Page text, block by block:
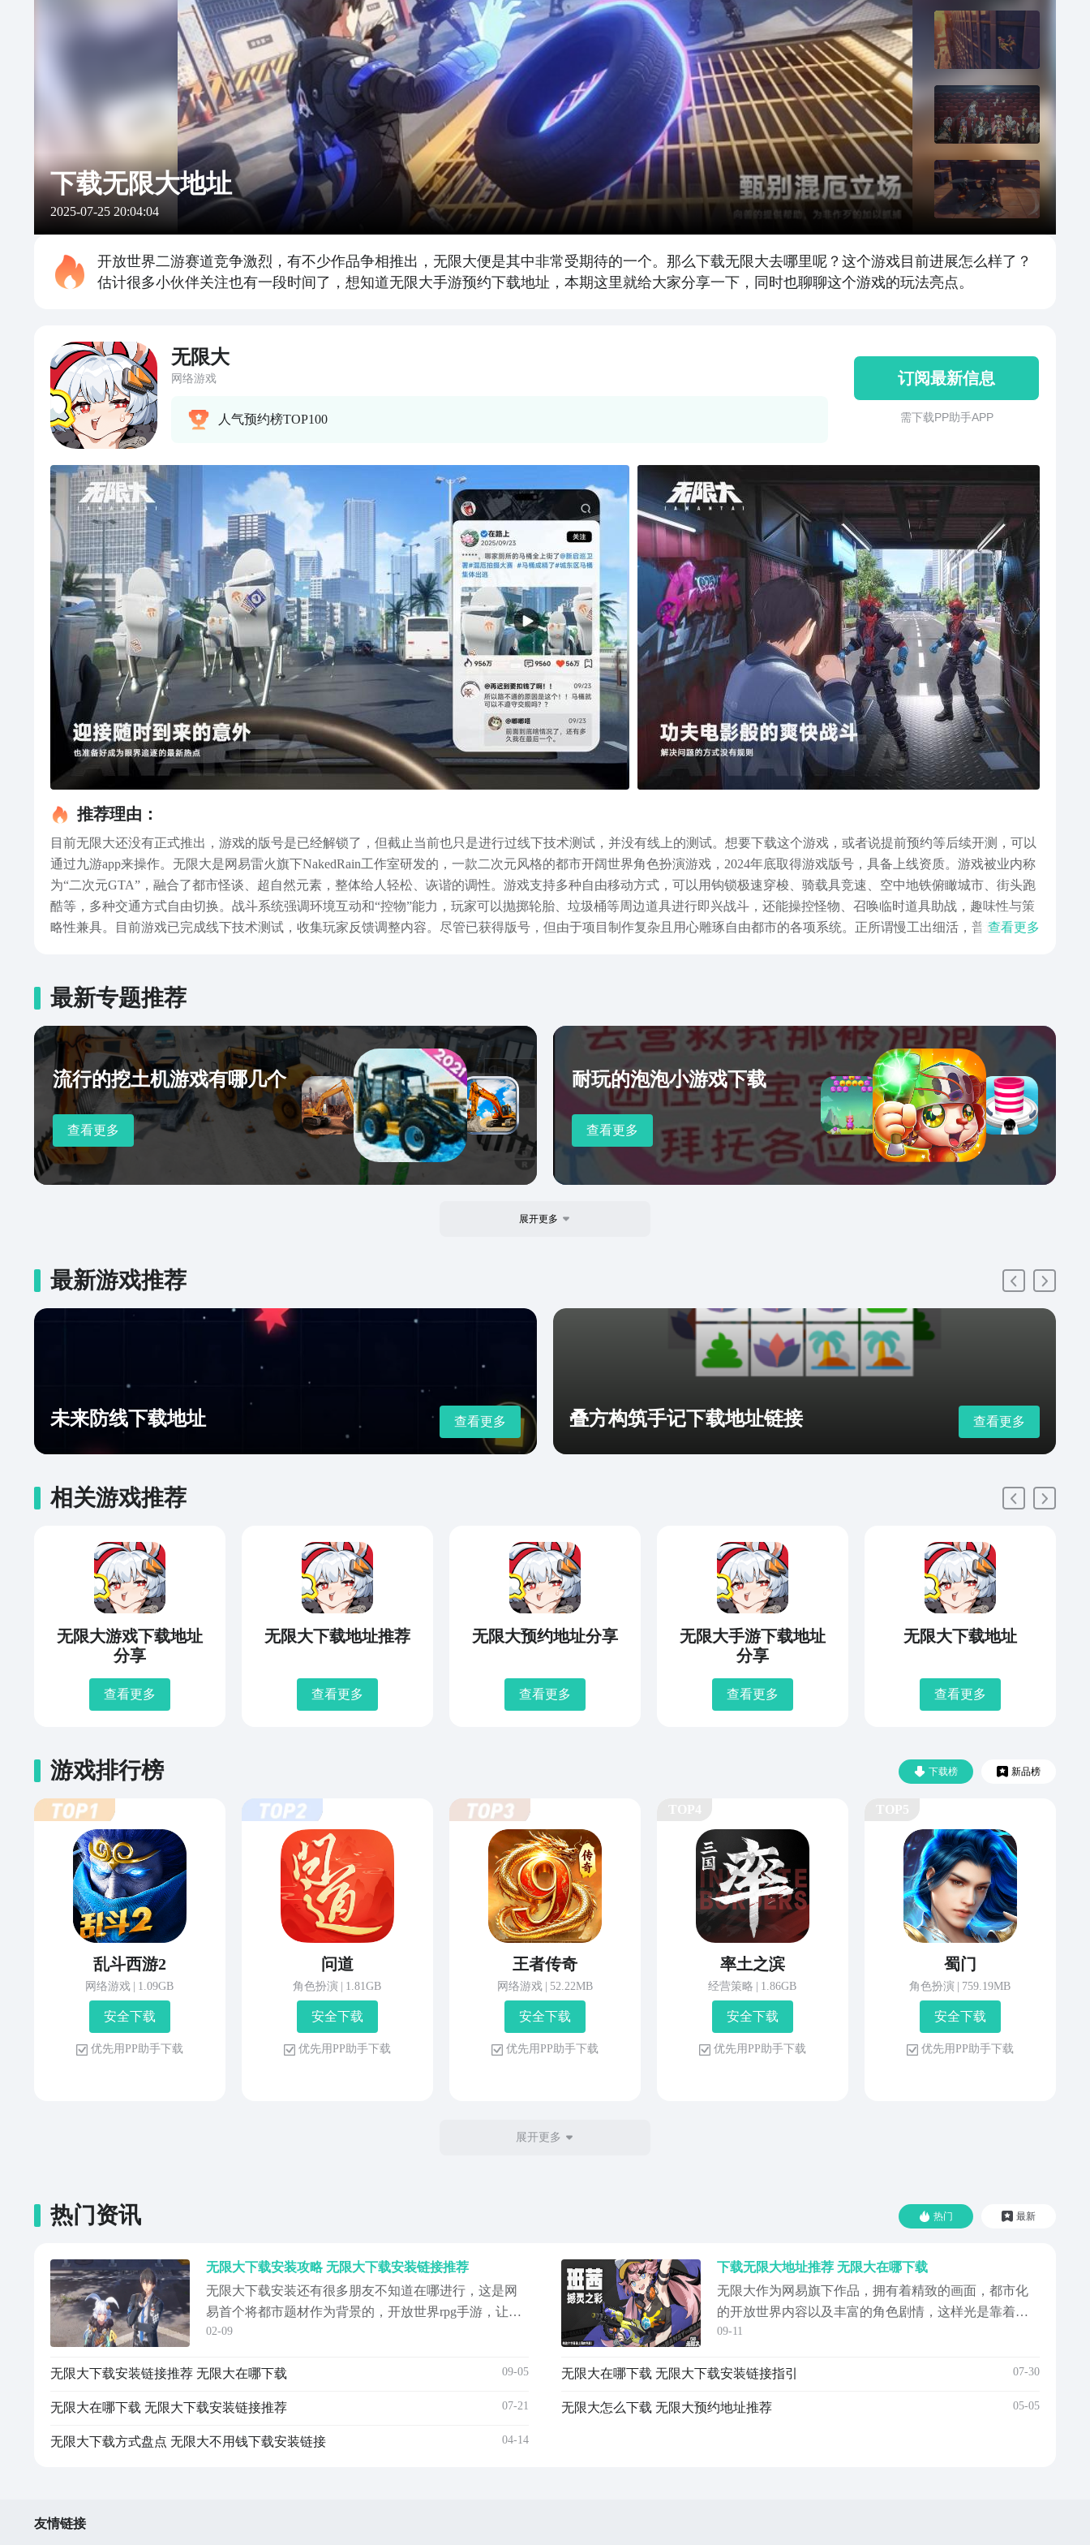
下载无限大地址
2025-07-25 20:04:04
开放世界二游赛道竞争激烈，有不少作品争相推出，无限大便是其中非常受期待的一个。那么下载无限大去哪里呢？这个游戏目前进展怎么样了？
估计很多小伙伴关注也有一段时间了，想知道无限大手游预约下载地址，本期这里就给大家分享一下，同时也聊聊这个游戏的玩法亮点。
无限大
网络游戏
人气预约榜TOP100
订阅最新信息
需 下 载 P P 助 手 A P P
推荐理由：
目前无限大还没有正式推出，游戏的版号是已经解锁了，但截止当前也只是进行过线下技术测试，并没有线上的测试。想要下载这个游戏，或者说提前预约等后续开测，可以
通过九游app来操作。无限大是网易雷火旗下NakedRain工作室研发的，一款二次元风格的都市开阔世界角色扮演游戏，2024年底取得游戏版号，具备上线资质。游戏被业内称
为“二次元GTA”，融合了都市怪谈、超自然元素，整体给人轻松、诙谐的调性。游戏支持多种自由移动方式，可以用钩锁极速穿梭、骑载具竞速、空中地铁俯瞰城市、街头跑
酷等，多种交通方式自由切换。战斗系统强调环境互动和“控物”能力，玩家可以抛掷轮胎、垃圾桶等周边道具进行即兴战斗，还能操控怪物、召唤临时道具助战，趣味性与策
略性兼具。目前游戏已完成线下技术测试，收集玩家反馈调整内容。尽管已获得版号，但由于项目制作复杂且用心雕琢自由都市的各项系统。正所谓慢工出细活，普遍预测
查看更多
最新专题推荐
流行的挖土机游戏有哪几个
查看更多
耐玩的泡泡小游戏下载
查看更多
展开更多
最新游戏推荐
未来防线下载地址 查看更多 叠方构筑手记下载地址链接 查看更多
相关游戏推荐
无限大游戏下载地址
分享
查看更多
无限大下载地址推荐
查看更多
无限大预约地址分享
查看更多
无限大手游下载地址
分享
查看更多
无限大下载地址
查看更多
下载榜 新品榜
游戏排行榜
乱斗西游2
网络游戏 1.09GB
安 全 下 载
优 先 用 P P 助 手 下 载
问道
角色扮演 1.81GB
安 全 下 载
优 先 用 P P 助 手 下 载
王者传奇
网络游戏 52.22MB
安 全 下 载
优 先 用 P P 助 手 下 载
率土之滨
经营策略 1.86GB
安 全 下 载
优 先 用 P P 助 手 下 载
蜀门
角色扮演 759.19MB
安 全 下 载
优 先 用 P P 助 手 下 载
展开更多
热门 最新
热门资讯
无限大下载安装攻略 无限大下载安装链接推荐
无限大下载安装还有很多朋友不知道在哪进行，这是网
易首个将都市题材作为背景的，开放世界rpg手游，让玩
家们以王牌调查员的身份，去往都市的每个隐蔽角落，
由，能自行探索这个世界的任意角落，对此作品感兴
比最强的A...
02-09
无限大下载安装链接推荐 无限大在哪下载 09-05
无限大在哪下载 无限大下载安装链接推荐 07-21
无限大下载方式盘点 无限大不用钱下载安装链接 04-14
下载无限大地址推荐 无限大在哪下载
无限大作为网易旗下作品，拥有着精致的画面，都市化
的开放世界内容以及丰富的角色剧情，这样光是靠着宣
传视频就引起讨论热度的游戏，也让不少玩家粉丝想要
接，帮助大家进入这个自由却充满危机的都市中，结识
载》》》》》#无限大...
09-11
无限大在哪下载 无限大下载安装链接指引 07-30
无限大怎么下载 无限大预约地址推荐 05-05
友情链接